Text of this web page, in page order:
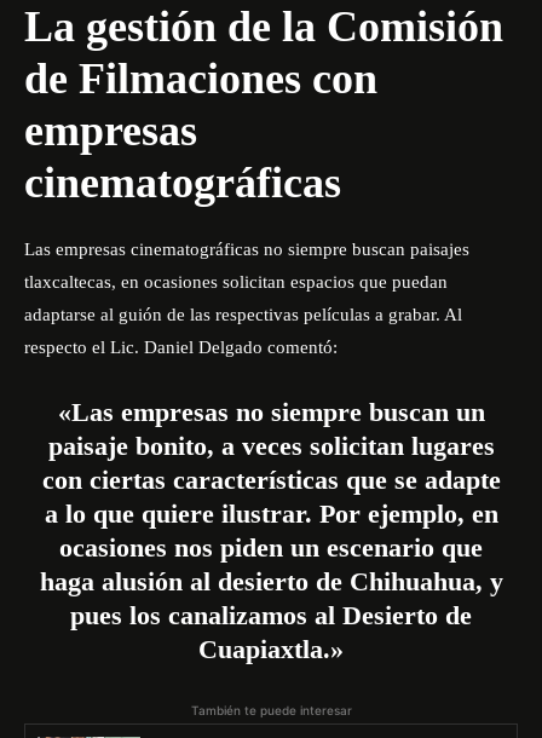
La gestión de la Comisión
de Filmaciones con
empresas
cinematográficas
Las empresas cinematográficas no siempre buscan paisajes
tlaxcaltecas, en ocasiones solicitan espacios que puedan
adaptarse al guión de las respectivas películas a grabar. Al
respecto el Lic. Daniel Delgado comentó:
«Las empresas no siempre buscan un
paisaje bonito, a veces solicitan lugares
con ciertas características que se adapte
a lo que quiere ilustrar. Por ejemplo, en
ocasiones nos piden un escenario que
haga alusión al desierto de Chihuahua, y
pues los canalizamos al Desierto de
Cuapiaxtla.»
También te puede interesar